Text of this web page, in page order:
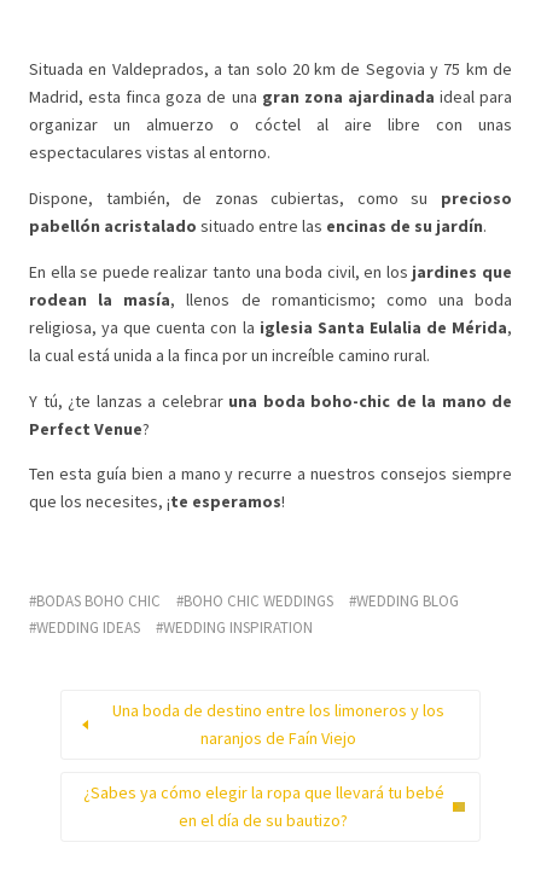
Situada en Valdeprados, a tan solo 20 km de Segovia y 75 km de
Madrid, esta finca goza de una gran zona ajardinada ideal para
organizar un almuerzo o cóctel al aire libre con unas
espectaculares vistas al entorno.
Dispone, también, de zonas cubiertas, como su precioso
pabellón acristalado situado entre las encinas de su jardín.
En ella se puede realizar tanto una boda civil, en los jardines que
rodean la masía, llenos de romanticismo; como una boda
religiosa, ya que cuenta con la iglesia Santa Eulalia de Mérida,
la cual está unida a la finca por un increíble camino rural.
Y tú, ¿te lanzas a celebrar una boda boho-chic de la mano de
Perfect Venue?
Ten esta guía bien a mano y recurre a nuestros consejos siempre
que los necesites, ¡te esperamos!
BODAS BOHO CHIC BOHO CHIC WEDDINGS
WEDDING BLOG
WEDDING IDEAS
WEDDING INSPIRATION
Una boda de destino entre los limoneros y los
naranjos de Faín Viejo
¿Sabes ya cómo elegir la ropa que llevará tu bebé
en el día de su bautizo?